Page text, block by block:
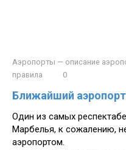
Аэропорты — описание
правила
0
Ближайший
Один из самых
Марбелья, к сожалению,
аэропортом.